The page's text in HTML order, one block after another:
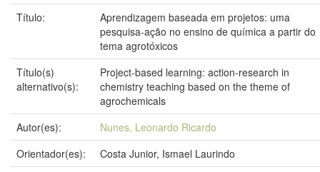
Título:
Aprendizagem baseada em projetos: uma
pesquisa-ação no ensino de química a partir do
tema agrotóxicos
Título(s)
alternativo(s):
Project-based learning: action-research in
chemistry teaching based on the theme of
agrochemicals
Autor(es):
Nunes, Leonardo Ricardo
Orientador(es):
Costa Junior, Ismael Laurindo